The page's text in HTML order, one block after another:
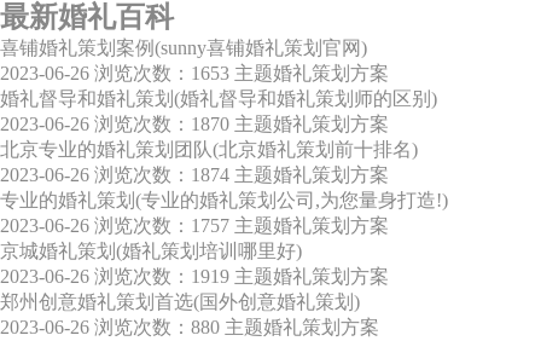
最新婚礼百科
喜铺婚礼策划案例(sunny喜铺婚礼策划官网)
2023-06-26 浏览次数：1653 主题婚礼策划方案
婚礼督导和婚礼策划(婚礼督导和婚礼策划师的区别)
2023-06-26 浏览次数：1870 主题婚礼策划方案
北京专业的婚礼策划团队(北京婚礼策划前十排名)
2023-06-26 浏览次数：1874 主题婚礼策划方案
专业的婚礼策划(专业的婚礼策划公司,为您量身打造!)
2023-06-26 浏览次数：1757 主题婚礼策划方案
京城婚礼策划(婚礼策划培训哪里好)
2023-06-26 浏览次数：1919 主题婚礼策划方案
郑州创意婚礼策划首选(国外创意婚礼策划)
2023-06-26 浏览次数：880 主题婚礼策划方案